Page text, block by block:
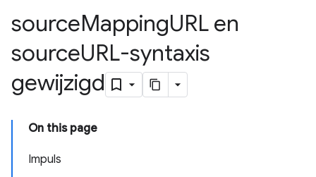
sourceMappingURL en
sourceURL-syntaxis
gewijzigd
On this page
Impuls